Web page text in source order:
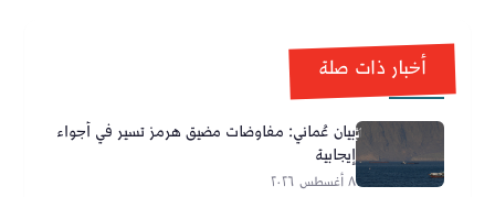
أخبار ذات صلة
بيان عُماني: مفاوضات مضيق هرمز تسير في أجواء
إيجابية
٨ أغسطس ٢٠٢٦